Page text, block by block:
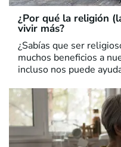
¿Por qué la religión
vivir más?
¿Sabías que ser
muchos beneficios a
incluso nos puede